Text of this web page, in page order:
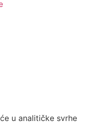
u analitičke svrhe